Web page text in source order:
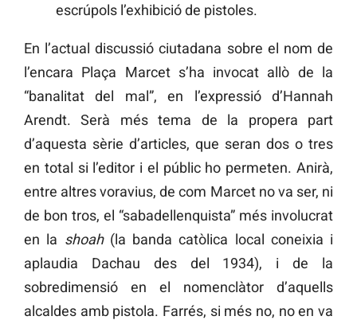
escrúpols l’exhibició de pistoles.
En l’actual discussió ciutadana sobre el nom de
l’encara Plaça Marcet s’ha invocat allò de la
“banalitat del mal”, en l’expressió d’Hannah
Arendt. Serà més tema de la propera part
d’aquesta sèrie d’articles, que seran dos o tres
en total si l’editor i el públic ho permeten. Anirà,
entre altres voravius, de com Marcet no va ser, ni
de bon tros, el “sabadellenquista” més involucrat
en la shoah(la banda catòlica local coneixia i
aplaudia Dachau des del 1934), i de la
sobredimensió en el nomenclàtor d’aquells
alcaldes amb pistola. Farrés, si més no, no en va